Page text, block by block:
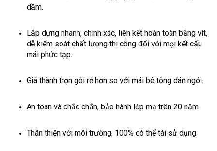
dầm.
Lắp dựng nhanh, chính xác, liên kết hoàn toàn bằng vít,
dễ kiểm soát chất lượng thi công đối với mọi kết cấu
mái phức tạp.
Giá thành trọn gói rẻ hơn so với mái bê tông dán ngói.
An toàn và chắc chắn, bảo hành lớp mạ trên 20 năm
Thân thiện với môi trường, 100% có thể tái sử dụng